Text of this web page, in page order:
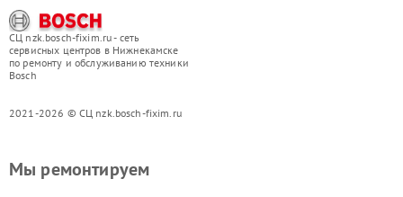
СЦ nzk.bosch-fixim.ru - сеть
сервисных центров в Нижнекамске
по ремонту и обслуживанию техники
Bosch
2021-2026 © СЦ nzk.bosch-fixim.ru
Мы ремонтируем